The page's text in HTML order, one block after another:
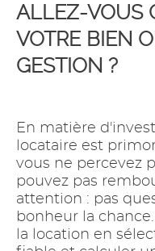
ALLEZ-VOUS
VOTRE BIEN
GESTION ?
En matière
locataire est
vous ne percevez
pouvez pas
attention : pas
bonheur la
la location en